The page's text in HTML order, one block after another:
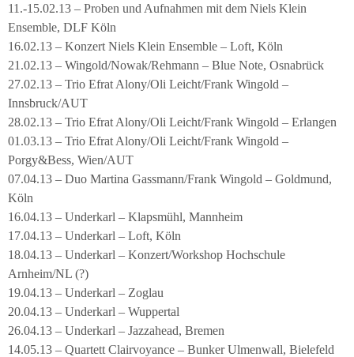
11.-15.02.13 – Proben und Aufnahmen mit dem Niels Klein
Ensemble, DLF Köln
16.02.13 – Konzert Niels Klein Ensemble – Loft, Köln
21.02.13 – Wingold/Nowak/Rehmann – Blue Note, Osnabrück
27.02.13 – Trio Efrat Alony/Oli Leicht/Frank Wingold –
Innsbruck/AUT
28.02.13 – Trio Efrat Alony/Oli Leicht/Frank Wingold – Erlangen
01.03.13 – Trio Efrat Alony/Oli Leicht/Frank Wingold –
Porgy&Bess, Wien/AUT
07.04.13 – Duo Martina Gassmann/Frank Wingold – Goldmund,
Köln
16.04.13 – Underkarl – Klapsmühl, Mannheim
17.04.13 – Underkarl – Loft, Köln
18.04.13 – Underkarl – Konzert/Workshop Hochschule
Arnheim/NL (?)
19.04.13 – Underkarl – Zoglau
20.04.13 – Underkarl – Wuppertal
26.04.13 – Underkarl – Jazzahead, Bremen
14.05.13 – Quartett Clairvoyance – Bunker Ulmenwall, Bielefeld